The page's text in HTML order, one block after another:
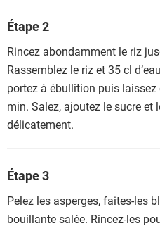
Étape 2
Rincez abondamment le riz
Rassemblez le riz et 35 cl
portez à ébullition puis
min. Salez, ajoutez le sucre et
délicatement.
Étape 3
Pelez les asperges, faites-les
bouillante salée. Rincez-les